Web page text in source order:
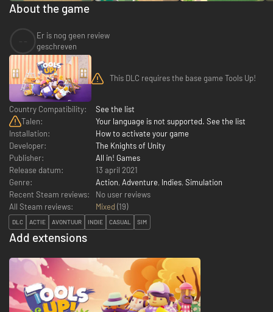
About the game
Er is nog geen review
geschreven
This DLC requires the base game Tools Up!
Country Compatibility:
See the list
Talen:
Your language is not supported. See the list
Installation:
How to activate your game
Developer:
The Knights of Unity
Publisher:
All in! Games
Release datum:
13 april 2021
Genre:
Action, Adventure, Indies, Simulation
Recent Steam reviews:
No user reviews
All Steam reviews:
Mixed (19)
DLC ACTIE AVONTUUR INDIE CASUAL SIM
Add extensions